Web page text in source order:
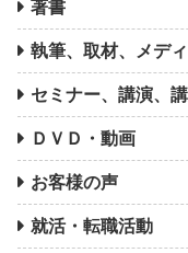
著書
執筆、取材、メデ
セミナー、講演、
ＤＶＤ・動画
お客様の声
就活・転職活動